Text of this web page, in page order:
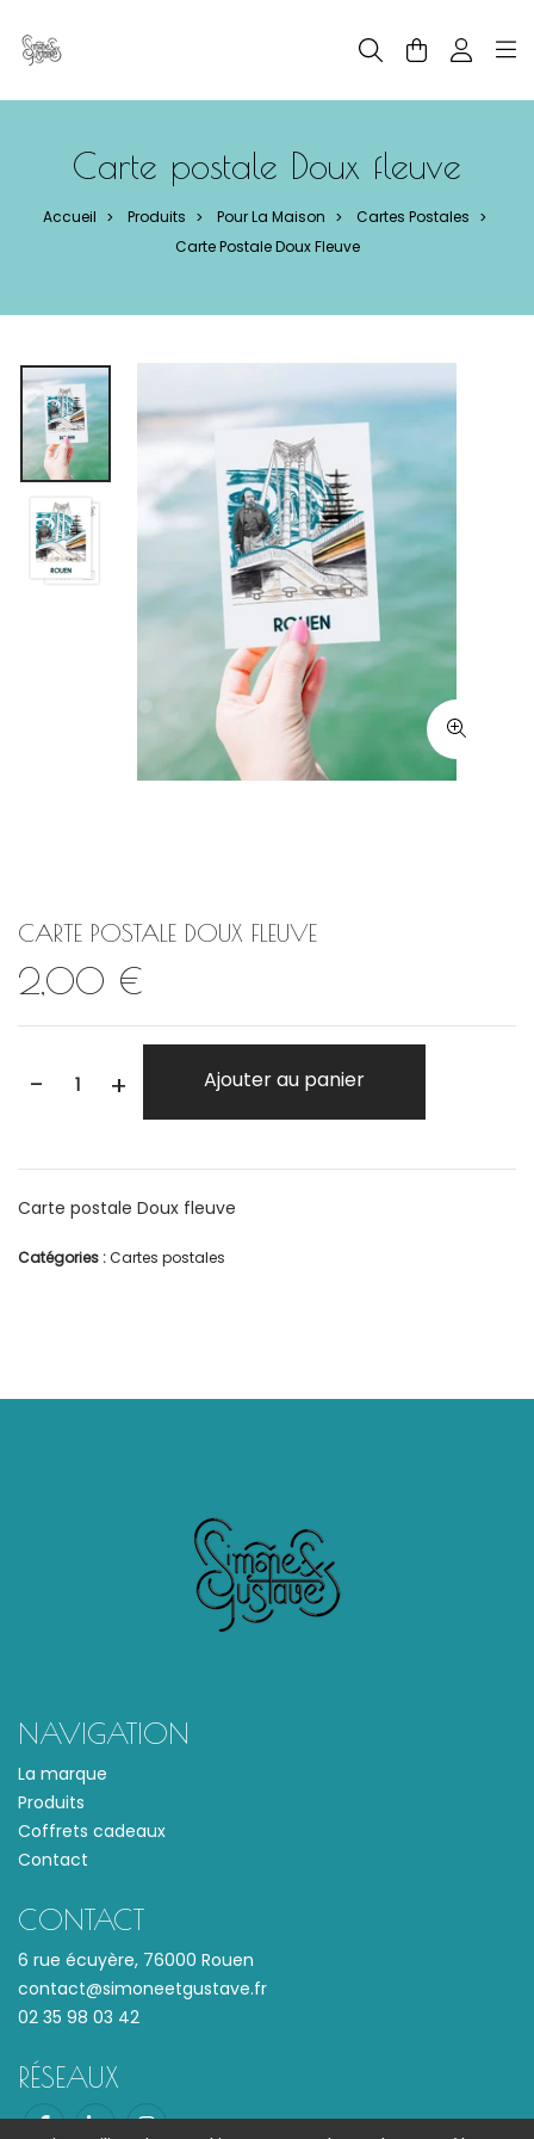
Carte postale Doux fleuve
Accueil > Produits > Pour La Maison > Cartes Postales >
Carte Postale Doux Fleuve
CARTE POSTALE DOUX FLEUVE
2,00 €
- + Ajouter au panier
Carte postale Doux fleuve
Catégories :Cartes postales
NAVIGATION
La marque
Produits
Coffrets cadeaux
Contact
CONTACT
6 rue écuyère, 76000 Rouen
contact@simoneetgustave.fr
02 35 98 03 42
RÉSEAUX